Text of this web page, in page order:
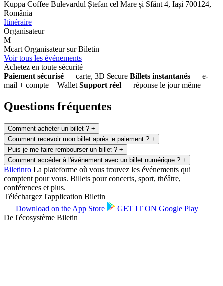
Kuppa Coffee Bulevardul Ștefan cel Mare și Sfânt 4, Iași 700124,
România
Itinéraire
Organisateur
M
Mcart Organisateur sur Biletin
Voir tous les événements
Achetez en toute sécurité
Paiement sécurisé — carte, 3D Secure Billets instantanés — e-
mail + compte + Wallet Support réel — réponse le jour même
Questions fréquentes
Comment acheter un billet ? +
Comment recevoir mon billet après le paiement ? +
Puis-je me faire rembourser un billet ? +
Comment accéder à l'événement avec un billet numérique ? +
Biletinro La plateforme où vous trouvez les événements qui
comptent pour vous. Billets pour concerts, sport, théâtre,
conférences et plus.
Téléchargez l'application Biletin
Download on the App Store GET IT ON Google Play
De l'écosystème Biletin